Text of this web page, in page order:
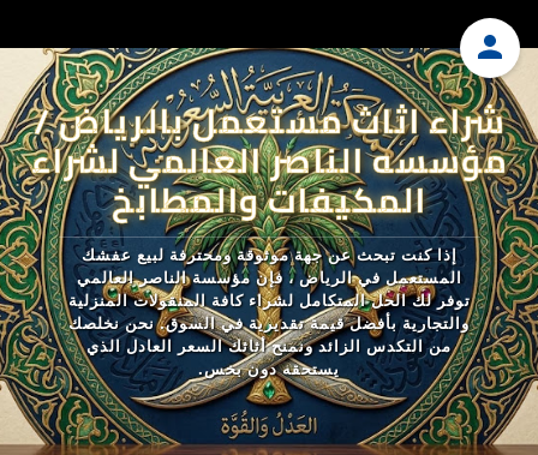
شراء اثاث مستعمل بالرياض /
مؤسسه الناصر العالمي لشراء
المكيفات والمطابخ
إذا كنت تبحث عن جهة موثوقة ومحترفة لبيع عفشك
المستعمل في الرياض ، فإن مؤسسة الناصر العالمي
توفر لك الحل المتكامل لشراء كافة المنقولات المنزلية
والتجارية بأفضل قيمة تقديرية في السوق. نحن نخلصك
من التكدس الزائد ونمنح أثاثك السعر العادل الذي
يستحقه دون بخس.